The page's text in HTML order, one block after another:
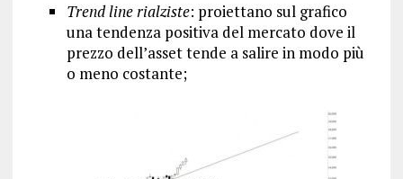
Trend line rialziste: proiettano sul grafico
una tendenza positiva del mercato dove il
prezzo dell’asset tende a salire in modo più
o meno costante;